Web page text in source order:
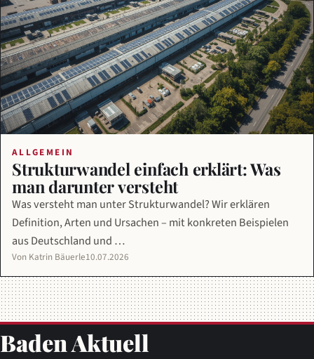
ALLGEMEIN
Strukturwandel einfach erklärt: Was
man darunter versteht
Was versteht man unter Strukturwandel? Wir erklären
Definition, Arten und Ursachen – mit konkreten Beispielen
aus Deutschland und …
Von Katrin Bäuerle10.07.2026
Baden Aktuell